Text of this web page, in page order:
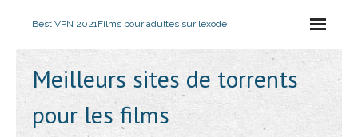
Best VPN 2021Films pour adultes sur lexode
Meilleurs sites de torrents
pour les films